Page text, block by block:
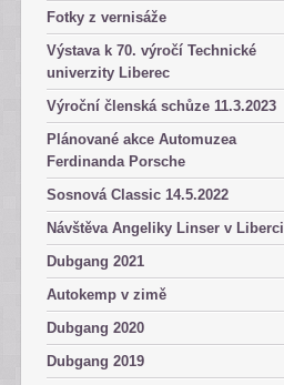
Fotky z vernisáže
Výstava k 70. výročí Technické
univerzity Liberec
Výroční členská schůze 11.3.2023
Plánované akce Automuzea
Ferdinanda Porsche
Sosnová Classic 14.5.2022
Návštěva Angeliky Linser v Liberci
Dubgang 2021
Autokemp v zimě
Dubgang 2020
Dubgang 2019